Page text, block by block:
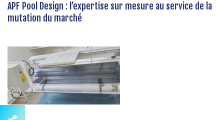
APF Pool Design : l’expertise sur mesure au service de la
mutation du marché